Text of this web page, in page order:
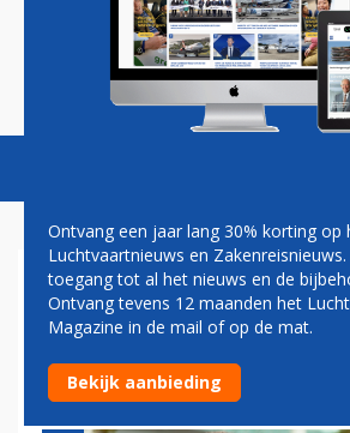
Magazine Podcasts
AIR CANADA
DEELNEMER
CONFERENCE 2023
Ontvang een jaar lang 30% korting op
Luchtvaartnieuws en
toegang tot al het nieuws en de
Ontvang tevens 12 maanden het
Magazine in de mail of op de mat.
Bekijk aanbieding